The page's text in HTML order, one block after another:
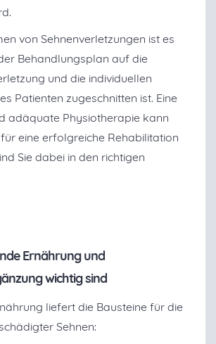
von Sehnenverletzungen ist es
Behandlungsplan auf die
und die individuellen
Patienten zugeschnitten ist. Eine
adäquate Physiotherapie kann
eine erfolgreiche Rehabilitation
Sie dabei in den richtigen
Ernährung und
wichtig sind
liefert die Bausteine für die
Sehnen: